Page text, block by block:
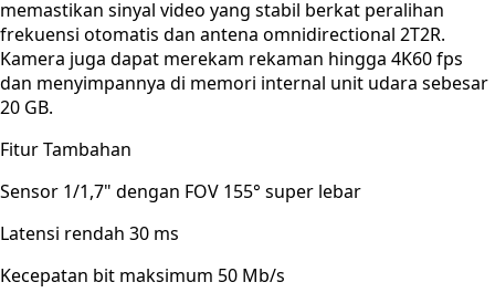
memastikan sinyal video yang stabil berkat peralihan
frekuensi otomatis dan antena omnidirectional 2T2R.
Kamera juga dapat merekam rekaman hingga 4K60 fps
dan menyimpannya di memori internal unit udara sebesar
20 GB.
Fitur Tambahan
Sensor 1/1,7" dengan FOV 155° super lebar
Latensi rendah 30 ms
Kecepatan bit maksimum 50 Mb/s